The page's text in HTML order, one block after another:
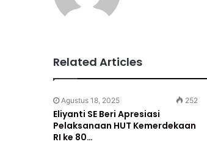
Related Articles
Agustus 18, 2025 252
Eliyanti SE Beri Apresiasi
Pelaksanaan HUT Kemerdekaan
RI ke 80…